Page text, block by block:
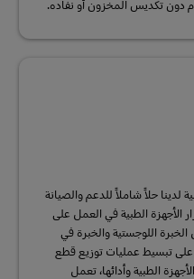
دون تكديس المخزون أو نفاده.
لدينا حلاً شاملاً للدعم والصيانة
الأجهزة الطبية في العمل على
اللوجستية والخبرة في
إدارة سلاسل التوريد لدى شركة DHL على تبسيط عمليات توزيع قطع
الطبية وأدائها، تعمل